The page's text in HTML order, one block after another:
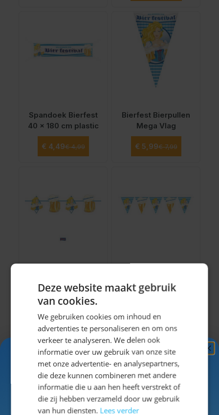
Spandoek Bierfest
40 x 180 cm plastic
Speciale prijs
€ 4,49Normale prijs
€ 4,99
Vanaf
€ 3,49
Bierfest Bierpullen
Mega Vlag
Speciale prijs
€ 5,99Normale prijs
€ 7,99
Vanaf
€ 4,99
Speciale prijs
€ 2,99Normale prijs
€ 3,49
Vanaf
€ 2,19
Deze website maakt gebruik
van cookies.
We gebruiken cookies om inhoud en
advertenties te personaliseren en om ons
verkeer te analyseren. We delen ook
informatie over uw gebruik van onze site
met onze advertentie- en analysepartners,
die deze kunnen combineren met andere
informatie die u aan hen heeft verstrekt of
die zij hebben verzameld door uw gebruik
van hun diensten. Lees verder
Ontvang5%
KORTING!
Schrijf je nuin voor de nieuwsbrief en ontvang toegang
tot exclusieve kortingen!